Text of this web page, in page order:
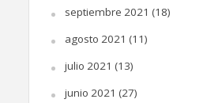
septiembre 2021 (18)
agosto 2021 (11)
julio 2021 (13)
junio 2021 (27)